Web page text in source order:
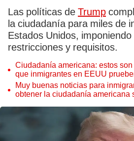
Las políticas de Trump
la ciudadanía para miles de
Estados Unidos,
restricciones y requisitos.
Ciudadanía americana: estos
que inmigrantes en EEUU
en el país
Muy buenas noticias para
obtener la ciudadanía americana